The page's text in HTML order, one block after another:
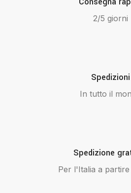
2/5 giorni
Spedizioni
In tutto il
Spedizione
Per l'Italia a